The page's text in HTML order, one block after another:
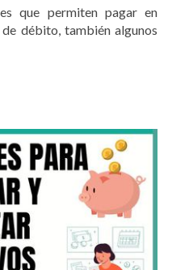
que permiten pagar en
débito, también algunos